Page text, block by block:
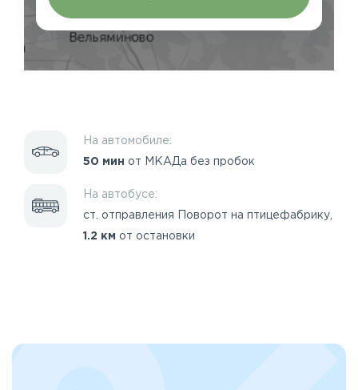
На автомобиле:
50 мин от МКАДа без пробок
На автобусе:
ст. отправления Поворот на птицефабрику,
1.2 км от остановки